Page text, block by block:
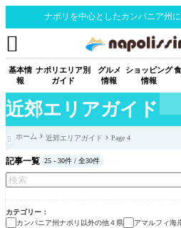
近郊エリアガイド
ナポリを中心としたカンパニア州
基本情
報
ナポリエリア別
ガイド
グルメ
情報
ショッピング
情報

 ホーム 近郊エリアガイド Page 4
記事一覧 25 - 30件 / 全30件
カテゴリー
カンパニア州ナポリ以外の他４県
アマルフィ海